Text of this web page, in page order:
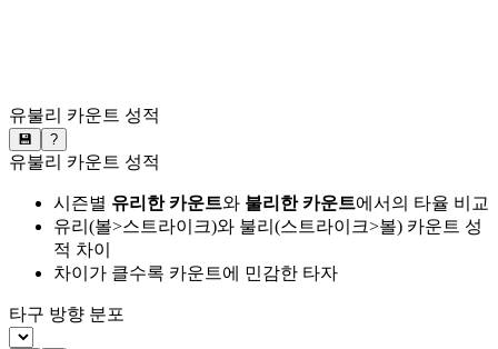
유불리 카운트 성적
💾 ?
유불리 카운트 성적
시즌별 유리한 카운트와 불리한 카운트에서의 타율 비교
유리(볼>스트라이크)와 불리(스트라이크>볼) 카운트 성
적 차이
차이가 클수록 카운트에 민감한 타자
타구 방향 분포